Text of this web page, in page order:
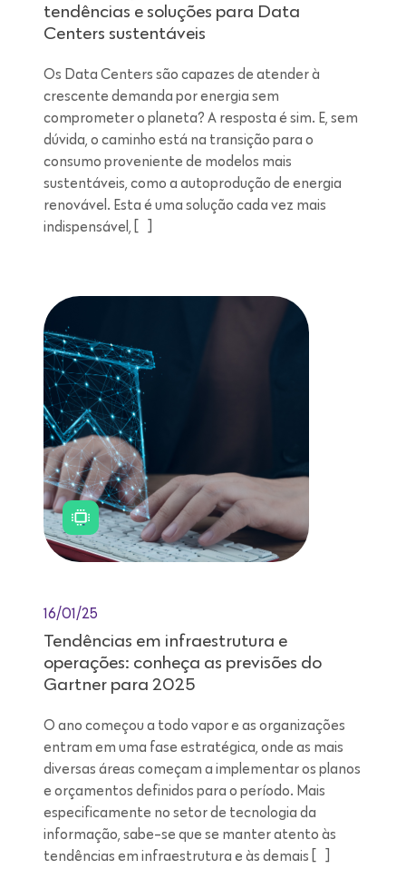
tendências e soluções para Data
Centers sustentáveis
Os Data Centers são capazes de atender à
crescente demanda por energia sem
comprometer o planeta? A resposta é sim. E, sem
dúvida, o caminho está na transição para o
consumo proveniente de modelos mais
sustentáveis, como a autoprodução de energia
renovável. Esta é uma solução cada vez mais
indispensável, […]
16/01/25
Tendências em infraestrutura e
operações: conheça as previsões do
Gartner para 2025
O ano começou a todo vapor e as organizações
entram em uma fase estratégica, onde as mais
diversas áreas começam a implementar os planos
e orçamentos definidos para o período. Mais
especificamente no setor de tecnologia da
informação, sabe-se que se manter atento às
tendências em infraestrutura e às demais […]